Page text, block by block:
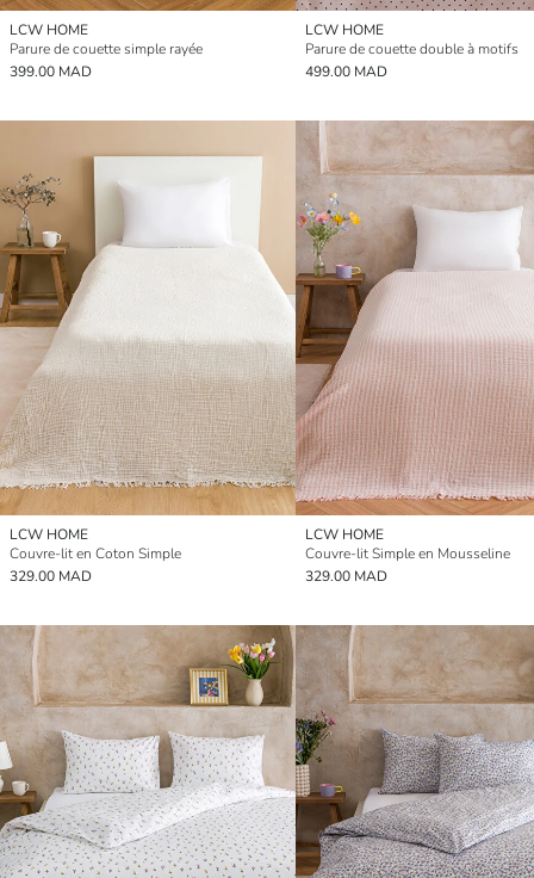
LCW HOME
Parure de couette simple rayée
399.00 MAD
LCW HOME
Parure de couette double à motifs
499.00 MAD
LCW HOME
Couvre-lit en Coton Simple
329.00 MAD
LCW HOME
Couvre-lit Simple en Mousseline
329.00 MAD